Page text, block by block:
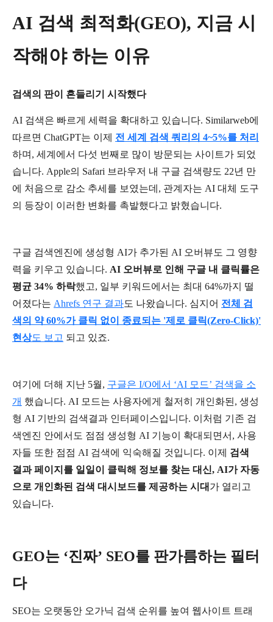
AI 검색 최적화(GEO), 지금 시
작해야 하는 이유
검색의 판이 흔들리기 시작했다
AI 검색은 빠르게 세력을 확대하고 있습니다. Similarweb에
따르면 ChatGPT는 이제 전 세계 검색 쿼리의 4~5%를 처리
하며 , 세계에서 다섯 번째로 많이 방문되는 사이트가 되었
습니다. Apple의 Safari 브라우저 내 구글 검색량도 22년 만
에 처음으로 감소 추세를 보였는데 , 관계자는 AI 대체
도구
의 등장이 이러한 변화를 촉발했다고 밝혔습니다.
구글 검색엔진에 생성형 AI가 추가된 AI 오버뷰도 그 영향
력을 키우고 있습니다. AI 오버뷰로 인해 구글 내 클릭률은
평균 34% 하락했고, 일부 키워드에서는 최대 64%까지
떨
어졌다는 Ahrefs 연구 결과도 나왔습니다. 심지어 전체
검
색의 약60%가 클릭 없이 종료되는 '제로 클릭(Zero-Click)'
현상도 보고 되고 있죠.
여기에 더해 지난 5월, 구글은 I/O에서 ‘AI 모드’ 검색을 소
개 했습니다. AI 모드는 사용자에게 철저히 개인화된 , 생성
형 AI 기반의 검색결과 인터페이스입니다. 이처럼 기존 검
색엔진 안에서도 점점 생성형 AI 기능이 확대되면서 , 사용
자들 또한 점점 AI 검색에 익숙해질 것입니다. 이제 검색
결과 페이지를 일일이 클릭해 정보를 찾는 대신, AI가 자동
으로 개인화된 검색 대시보드를 제공하는 시대 가 열리고
있습니다.
GEO는 ‘진짜’ SEO를 판가름하는 필터
다
SEO는 오랫동안 오가닉 검색 순위를 높여 웹사이트 트래